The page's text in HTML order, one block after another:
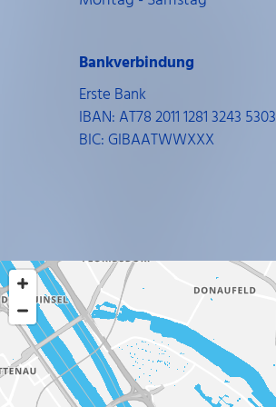
Bankverbindung
Erste Bank
IBAN: AT78 2011 1281 3243 5303
BIC: GIBAATWWXXX